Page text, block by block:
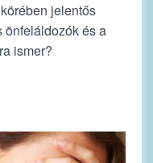
jelentős
önfeláldozók és a
ismer?